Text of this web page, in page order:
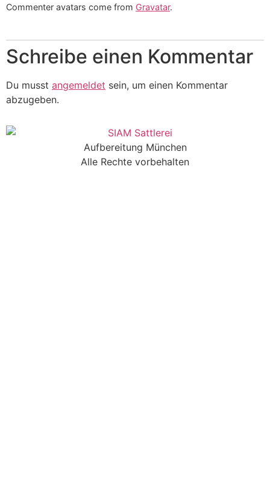
Commenter avatars come from Gravatar.
Schreibe einen Kommentar
Du musst angemeldet sein, um einen Kommentar
abzugeben.
Aufbereitung München
Alle Rechte vorbehalten